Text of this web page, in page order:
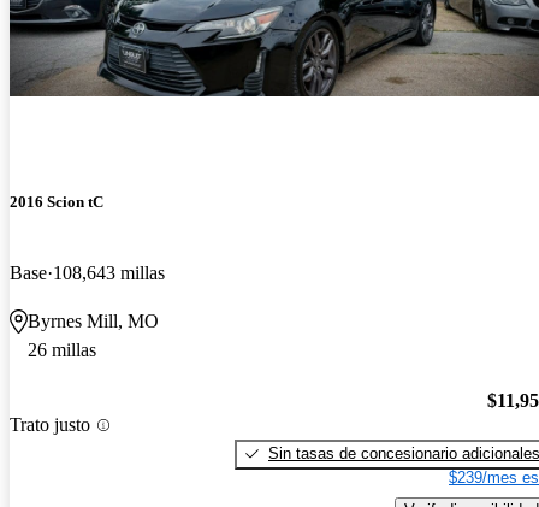
2016 Scion tC
Base 108,643 millas
Byrnes Mill, MO
26 millas
Trato justo
Sin tasas de concesionario adicionales
$239/mes